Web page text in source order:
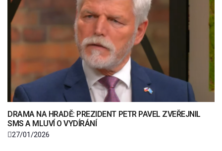
DRAMA NA HRADĚ: PREZIDENT PETR PAVEL ZVEŘEJNIL
SMS A MLUVÍ O VYDÍRÁNÍ
27/01/2026